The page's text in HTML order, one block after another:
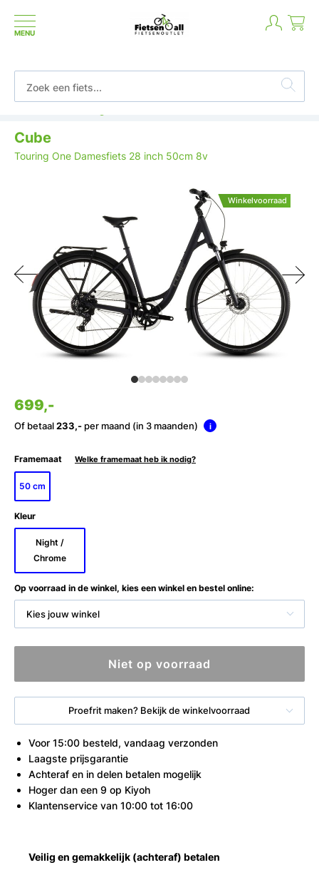
MENU
Cube
Touring One Damesfiets 28 inch 50cm 8v
Winkelvoorraad
699,-
Of betaal233,- per maand (in 3 maanden) i
Framemaat Welke framemaat heb ik nodig?
50 cm
Kleur
Night /
Chrome
Op voorraad in de winkel, kies een winkel en bestel online:
Kies jouw winkel
Niet op voorraad
Proefrit maken? Bekijk de winkelvoorraad
Voor 15:00 besteld, vandaag verzonden
Laagste prijsgarantie
Achteraf en in delen betalen mogelijk
Hoger dan een 9 op Kiyoh
Klantenservice van 10:00 tot 16:00
Veilig en gemakkelijk (achteraf) betalen